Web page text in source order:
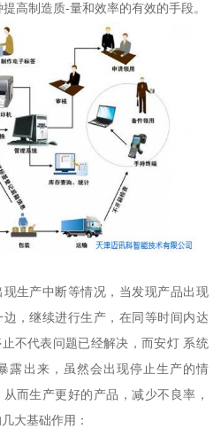
高制造质-量和效率的有效的手段。
生产中断等情况，当发现产品出现
，继续进行生产，在同等时间内达
不代表问题已经解决，而安灯 系统
露出来，虽然会出现停止生产的情
而生产更好的产品，减少不良率，
大基础作用：